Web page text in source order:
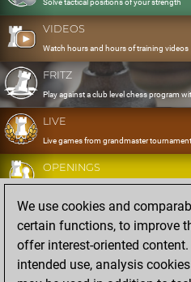
Solve tactical positions of your strength
VIDEOS
Watch hours and hours of training videos
FRITZ
Play against a club level chess program
LIVE
Live games from grandmaster
OPENINGS
Develop and exercise your openings
DATABASE
Eight million strong games
MYGAMES
Store and analyse your own games in the
We use cookies and
certain functions, to improve
offer interest-oriented
intended use, analysis